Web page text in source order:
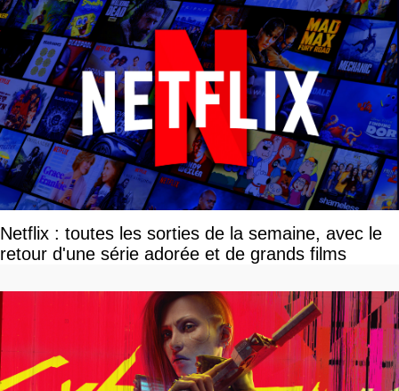
Netflix : toutes les sorties de la semaine, avec le
retour d'une série adorée et de grands films